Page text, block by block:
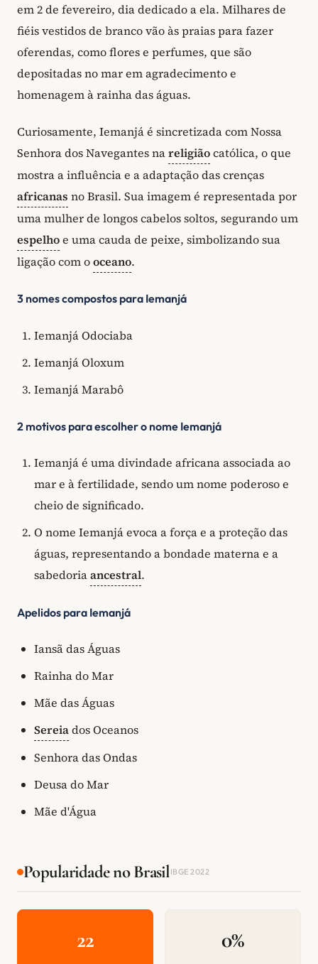
em 2 de fevereiro, dia dedicado a ela. Milhares de
fiéis vestidos de branco vão às praias para fazer
oferendas, como flores e perfumes, que são
depositadas no mar em agradecimento e
homenagem à rainha das águas.
Curiosamente, Iemanjá é sincretizada com Nossa
Senhora dos Navegantes nareligiãocatólica, o que
mostra a influência e a adaptação das crenças
africanas no Brasil. Sua imagem é representada por
uma mulher de longos cabelos soltos, segurando um
espelhoe uma cauda de peixe, simbolizando sua
ligação com ooceano.
3 nomes compostos para Iemanjá
Iemanjá Odociaba
Iemanjá Oloxum
Iemanjá Marabô
2 motivos para escolher o nome Iemanjá
Iemanjá é uma divindade africana associada ao
mar e à fertilidade, sendo um nome poderoso e
cheio de significado.
O nome Iemanjá evoca a força e a proteção das
águas, representando a bondade materna e a
sabedoriaancestral.
Apelidos para Iemanjá
Iansã das Águas
Rainha do Mar
Mãe das Águas
Sereiados Oceanos
Senhora das Ondas
Deusa do Mar
Mãe d'Água
Popularidade no BrasilIBGE 2022
22 0%